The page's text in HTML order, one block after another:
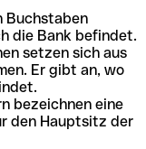
Buchstaben
die Bank befindet.
setzen sich aus
Er gibt an, wo
bezeichnen eine
den Hauptsitz der